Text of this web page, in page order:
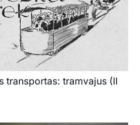
transportas: tramvajus (II